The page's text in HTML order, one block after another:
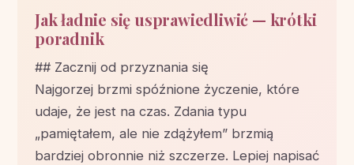
Jak ładnie się usprawiedliwić — krótki
poradnik
## Zacznij od przyznania się
Najgorzej brzmi spóźnione życzenie, które
udaje, że jest na czas. Zdania typu
„pamiętałem, ale nie zdążyłem” brzmią
bardziej obronnie niż szczerze. Lepiej napisać